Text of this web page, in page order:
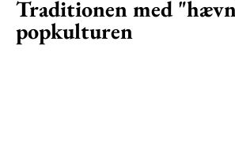
Traditionen med
popkulturen